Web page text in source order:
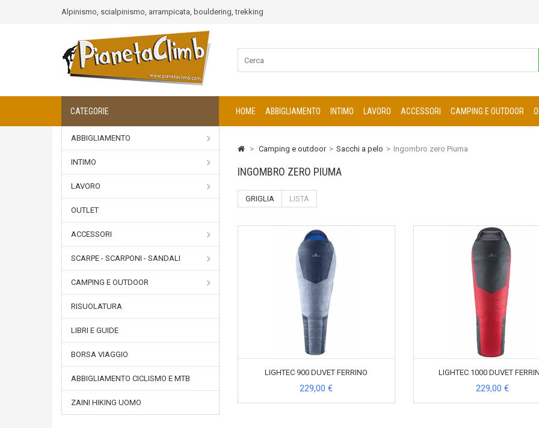
Alpinismo, scialpinismo, arrampicata, bouldering, trekking
CATEGORIE HOME ABBIGLIAMENTO INTIMO LAVORO ACCESSORI CAMPING E OUTDOOR
ABBIGLIAMENTO
INTIMO
LAVORO
OUTLET
ACCESSORI
SCARPE - SCARPONI - SANDALI
CAMPING E OUTDOOR
RISUOLATURA
LIBRI E GUIDE
BORSA VIAGGIO
ABBIGLIAMENTO CICLISMO E MTB
ZAINI HIKING UOMO
> Camping e outdoor > Sacchi a pelo > Ingombro zero Piuma
INGOMBRO ZERO PIUMA
GRIGLIA LISTA
LIGHTEC 900 DUVET FERRINO
229,00 €
LIGHTEC 1000 DUVET
229,00 €